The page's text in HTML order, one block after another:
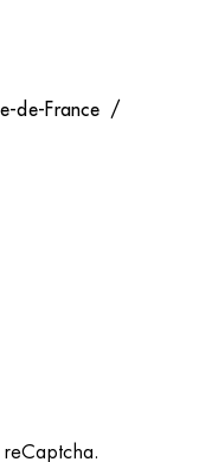
Île-de-France /